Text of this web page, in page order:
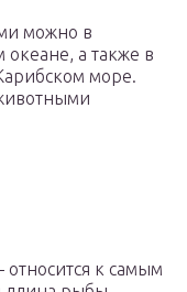
можно в
а также в
море.
относится к самым